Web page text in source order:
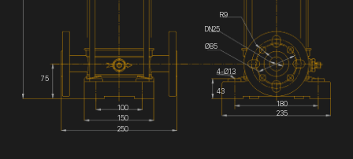
DN25
75
100
150
250
180
235
43
4-Ø13
Ø85
R9